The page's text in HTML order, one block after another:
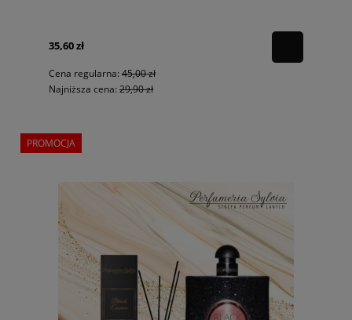
35,60 zł
Cena regularna: 45,00 zł
Najniższa cena: 29,90 zł
PROMOCJA